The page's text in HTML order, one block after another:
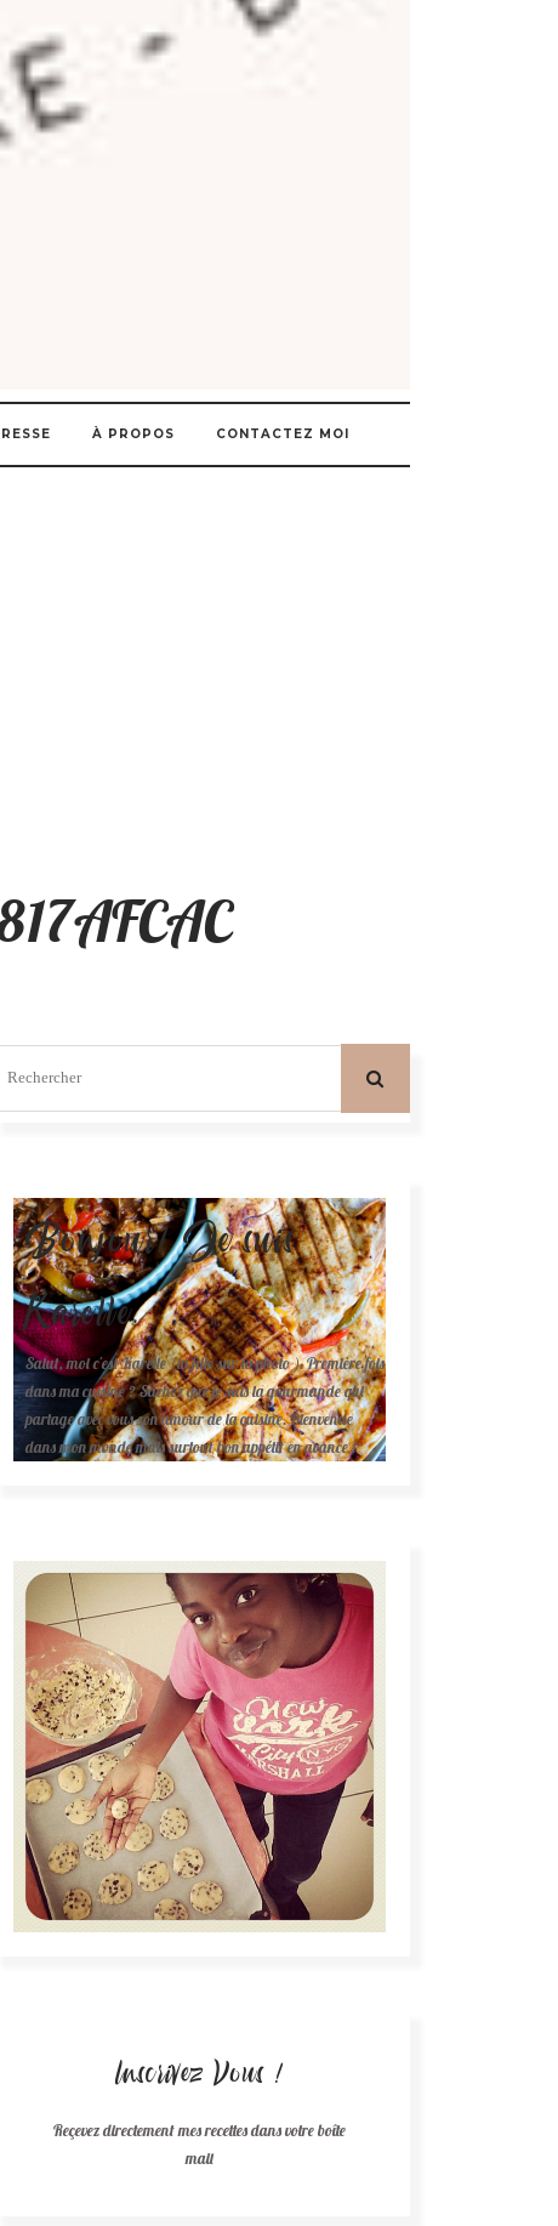
À PROPOS CONTACTEZ MOI
Bonjour! Je suis
Karelle.
Salut, moi c'est Karelle (la fille sur la photo ). Première fois
dans ma cuisine ? Sachez que je suis la gourmande qui
partage avec vous son amour de la cuisine. Bienvenue
dans mon monde mais surtout bon appétit en avance !
Inscrivez Vous !
Reçevez directement mes recettes dans votre boîte
mail